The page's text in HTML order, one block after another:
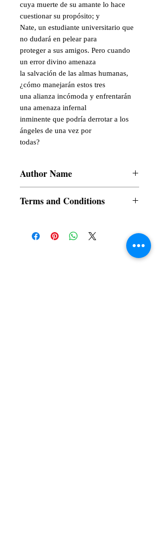
cuya muerte de su amante lo hace
cuestionar su propósito; y
Nate, un estudiante universitario que
no dudará en pelear para
proteger a sus amigos. Pero cuando
un error divino amenaza
la salvación de las almas humanas,
¿cómo manejarán estos tres
una alianza incómoda y enfrentarán
una amenaza infernal
inminente que podría derrotar a los
ángeles de una vez por
todas?
Author Name
Terms and Conditions
refundable